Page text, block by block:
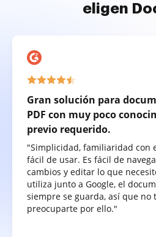
eligen
Gran solución para
PDF con muy poco
previo requerido.
"Simplicidad, familiaridad con
fácil de usar. Es fácil de
cambios y editar lo que
utiliza junto a Google, el
siempre se guarda, así que no
preocuparte por ello."